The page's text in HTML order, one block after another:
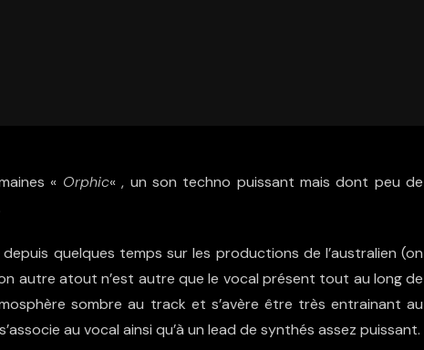
« Orphic« , un son techno puissant mais dont peu de
quelques temps sur les productions de l’australien (on
autre atout n’est autre que le vocal présent tout au long de
sombre au track et s’avère être très entrainant au
au vocal ainsi qu’à un lead de synthés assez puissant.